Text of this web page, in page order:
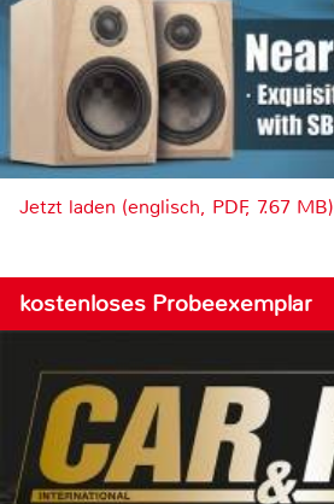
Jetzt laden (englisch, PDF, 7.67 MB)
kostenloses Probeexemplar